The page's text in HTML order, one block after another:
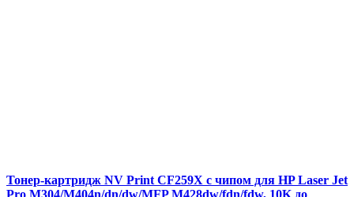
Тонер-картридж NV Print CF259X с чипом для HP Laser Jet
Pro M304/M404n/dn/dw/MFP M428dw/fdn/fdw, 10K до